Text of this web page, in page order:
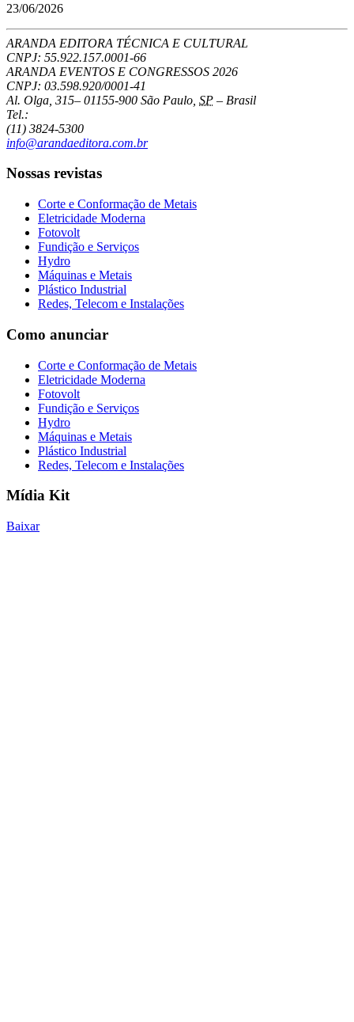
23/06/2026
ARANDA EDITORA TÉCNICA E CULTURAL
CNPJ: 55.922.157.0001-66
ARANDA EVENTOS E CONGRESSOS 2026
CNPJ: 03.598.920/0001-41
Al. Olga, 315– 01155-900 São Paulo SP – Brasil
Tel.:
(11) 3824-5300
info@arandaeditora.com.br
Nossas revistas
Corte e Conformação de Metais
Eletricidade Moderna
Fotovolt
Fundição e Serviços
Hydro
Máquinas e Metais
Plástico Industrial
Redes, Telecom e Instalações
Como anunciar
Corte e Conformação de Metais
Eletricidade Moderna
Fotovolt
Fundição e Serviços
Hydro
Máquinas e Metais
Plástico Industrial
Redes, Telecom e Instalações
Mídia Kit
Baixar